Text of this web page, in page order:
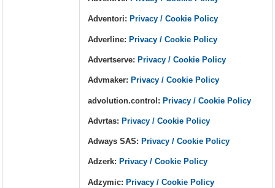
Adventori: Privacy / Cookie Policy
Adverline: Privacy / Cookie Policy
Advertserve: Privacy / Cookie Policy
Advmaker: Privacy / Cookie Policy
advolution.control: Privacy / Cookie Policy
Advrtas: Privacy / Cookie Policy
Adways SAS: Privacy / Cookie Policy
Adzerk: Privacy / Cookie Policy
Adzymic: Privacy / Cookie Policy